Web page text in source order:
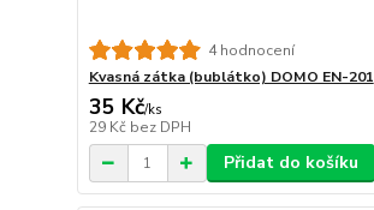
4 hodnocení
Kvasná zátka (bublátko) DOMO EN-201
35 Kč/ks
29 Kč bez DPH
Přidat do košíku